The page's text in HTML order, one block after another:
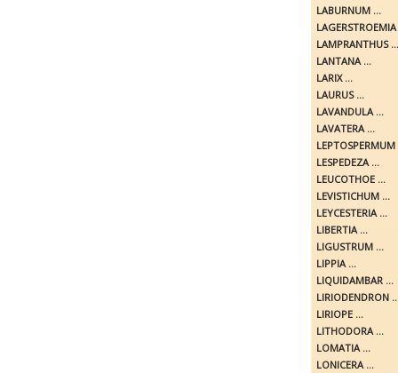
LABURNUM ...
LAMPRANTHUS ...
LANTANA ...
LARIX ...
LAURUS ...
LAVANDULA ...
LAVATERA ...
LEPTOSPERMUM
LESPEDEZA ...
LEUCOTHOE ...
LEVISTICHUM ...
LEYCESTERIA ...
LIBERTIA ...
LIGUSTRUM ...
LIPPIA ...
LIQUIDAMBAR ...
LIRIODENDRON
LIRIOPE ...
LITHODORA ...
LOMATIA ...
LONICERA ...